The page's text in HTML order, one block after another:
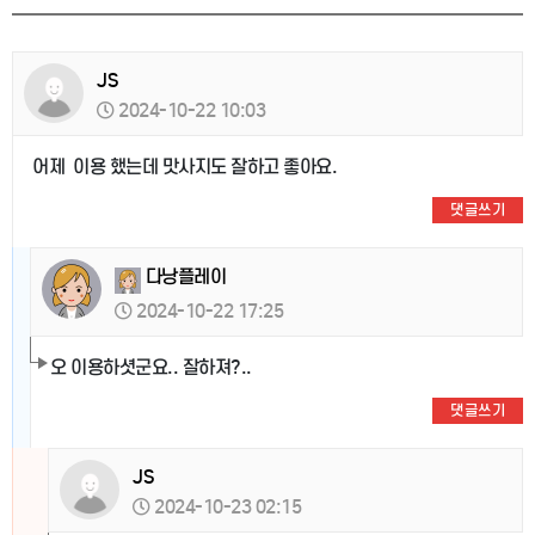
JS
2024-10-22 10:03
어제 이용 했는데 맛사지도 잘하고 좋아요.
댓글쓰기
다낭플레이
2024-10-22 17:25
오 이용하셧군요.. 잘하져?..
댓글쓰기
JS
2024-10-23 02:15